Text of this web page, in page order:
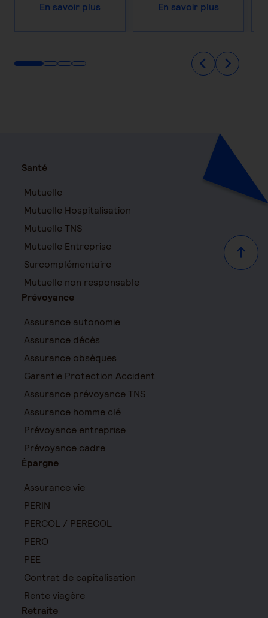
En savoir plus En savoir plus
Haut
Santé
Mutuelle
Mutuelle Hospitalisation
Mutuelle TNS
Mutuelle Entreprise
Surcomplémentaire
Mutuelle non responsable
Prévoyance
Assurance autonomie
Assurance décès
Assurance obsèques
Garantie Protection Accident
Assurance prévoyance TNS
Assurance homme clé
Prévoyance entreprise
Prévoyance cadre
Épargne
Assurance vie
PERIN
PERCOL / PERECOL
PERO
PEE
Contrat de capitalisation
Rente viagère
Retraite